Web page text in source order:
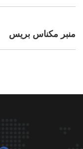
منبر مكناس بريس